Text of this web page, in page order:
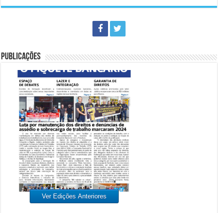
PUBLICAÇÕES
Ver Edições Anteriores